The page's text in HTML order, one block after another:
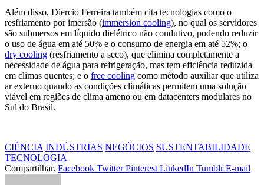
Além disso, Diercio Ferreira também cita tecnologias como o
resfriamento por imersão (immersion cooling), no qual os servidores
são submersos em líquido dielétrico não condutivo, podendo reduzir
o uso de água em até 50% e o consumo de energia em até 52%; o
dry cooling (resfriamento a seco), que elimina completamente a
necessidade de água para refrigeração, mas tem eficiência reduzida
em climas quentes; e o free cooling como método auxiliar que utiliza
ar externo quando as condições climáticas permitem uma solução
viável em regiões de clima ameno ou em datacenters modulares no
Sul do Brasil.
CIÊNCIA INDÚSTRIAS NEGÓCIOS SUSTENTABILIDADE
TECNOLOGIA
Compartilhar. Facebook Twitter Pinterest LinkedIn Tumblr E-mail